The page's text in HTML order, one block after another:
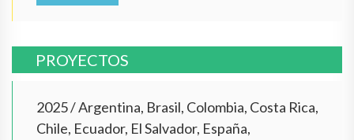
PROYECTOS
2025/Argentina, Brasil, Colombia, Costa Rica,
Chile, Ecuador, El Salvador, España,